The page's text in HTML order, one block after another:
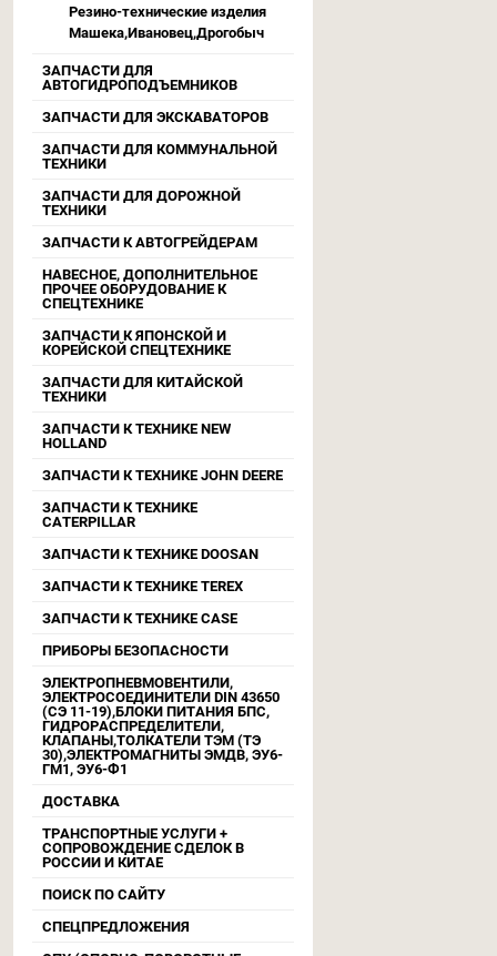
Резино-технические изделия
Машека,Ивановец,Дрогобыч
ЗАПЧАСТИ ДЛЯ
АВТОГИДРОПОДЪЕМНИКОВ
ЗАПЧАСТИ ДЛЯ ЭКСКАВАТОРОВ
ЗАПЧАСТИ ДЛЯ КОММУНАЛЬНОЙ
ТЕХНИКИ
ЗАПЧАСТИ ДЛЯ ДОРОЖНОЙ
ТЕХНИКИ
ЗАПЧАСТИ К АВТОГРЕЙДЕРАМ
НАВЕСНОЕ, ДОПОЛНИТЕЛЬНОЕ
ПРОЧЕЕ ОБОРУДОВАНИЕ К
СПЕЦТЕХНИКЕ
ЗАПЧАСТИ К ЯПОНСКОЙ И
КОРЕЙСКОЙ СПЕЦТЕХНИКЕ
ЗАПЧАСТИ ДЛЯ КИТАЙСКОЙ
ТЕХНИКИ
ЗАПЧАСТИ К ТЕХНИКЕ NEW
HOLLAND
ЗАПЧАСТИ К ТЕХНИКЕ JOHN DEERE
ЗАПЧАСТИ К ТЕХНИКЕ
CATERPILLAR
ЗАПЧАСТИ К ТЕХНИКЕ DOOSAN
ЗАПЧАСТИ К ТЕХНИКЕ TEREX
ЗАПЧАСТИ К ТЕХНИКЕ CASE
ПРИБОРЫ БЕЗОПАСНОСТИ
ЭЛЕКТРОПНЕВМОВЕНТИЛИ,
ЭЛЕКТРОСОЕДИНИТЕЛИ DIN 43650
(СЭ 11-19),БЛОКИ ПИТАНИЯ БПС,
ГИДРОРАСПРЕДЕЛИТЕЛИ,
КЛАПАНЫ,ТОЛКАТЕЛИ ТЭМ (ТЭ
30),ЭЛЕКТРОМАГНИТЫ ЭМДВ, ЭУ6-
ГМ1, ЭУ6-Ф1
ДОСТАВКА
ТРАНСПОРТНЫЕ УСЛУГИ +
СОПРОВОЖДЕНИЕ СДЕЛОК В
РОССИИ И КИТАЕ
ПОИСК ПО САЙТУ
СПЕЦПРЕДЛОЖЕНИЯ